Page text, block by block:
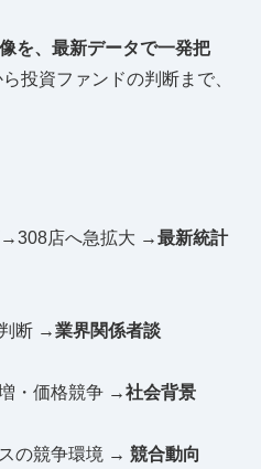
を、最新データで一発把
投資ファンドの判断まで、
店へ急拡大 →最新統計
断 →業界関係者談
・価格競争 →社会背景
の競争環境 → 競合動向